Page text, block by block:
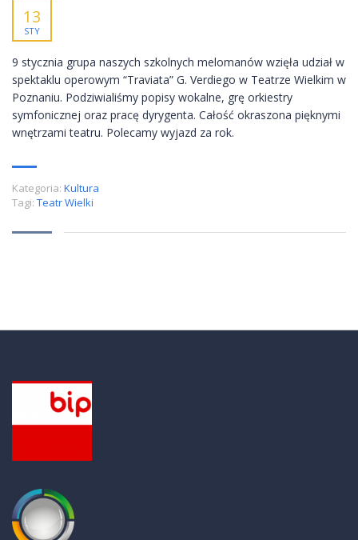
13
STY
9 stycznia grupa naszych szkolnych melomanów wzięła udział w
spektaklu operowym “Traviata” G. Verdiego w Teatrze Wielkim w
Poznaniu. Podziwialiśmy popisy wokalne, grę orkiestry
symfonicznej oraz pracę dyrygenta. Całość okraszona pięknymi
wnętrzami teatru. Polecamy wyjazd za rok.
Kategoria: Kultura
Tagi: Teatr Wielki